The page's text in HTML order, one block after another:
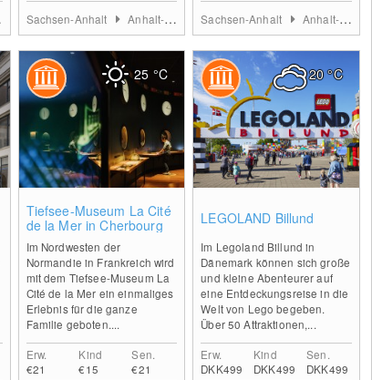
Sachsen-Anhalt Anhalt-Dessau-Wittenberg Sachsen-Anhalt Anhalt-Dessau-Wittenberg
Tiefsee-Museum La Cité
de la Mer in Cherbourg
Im Nordwesten der
Normandie in Frankreich wird
mit dem Tiefsee-Museum La
Cité de la Mer ein einmaliges
Erlebnis für die ganze
Familie geboten....
Erw.
€21
Kind
€15
Sen.
€21
25 °C
LEGOLAND Billund
Im Legoland Billund in
Dänemark können sich große
und kleine Abenteurer auf
eine Entdeckungsreise in die
Welt von Lego begeben.
Über 50 Attraktionen,...
Erw.
DKK499
Kind
DKK499
Sen.
DKK499
20°C